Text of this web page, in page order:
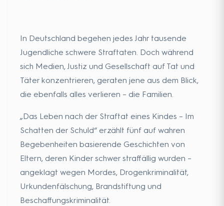
In Deutschland begehen jedes Jahr tausende
Jugendliche schwere Straftaten. Doch während
sich Medien, Justiz und Gesellschaft auf Tat und
Täter konzentrieren, geraten jene aus dem Blick,
die ebenfalls alles verlieren – die Familien.
„Das Leben nach der Straftat eines Kindes – Im
Schatten der Schuld“ erzählt fünf auf wahren
Begebenheiten basierende Geschichten von
Eltern, deren Kinder schwer straffällig wurden –
angeklagt wegen Mordes, Drogenkriminalität,
Urkundenfälschung, Brandstiftung und
Beschaffungskriminalität.